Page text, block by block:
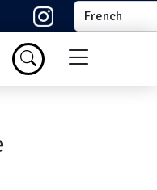
Select your
Menu du